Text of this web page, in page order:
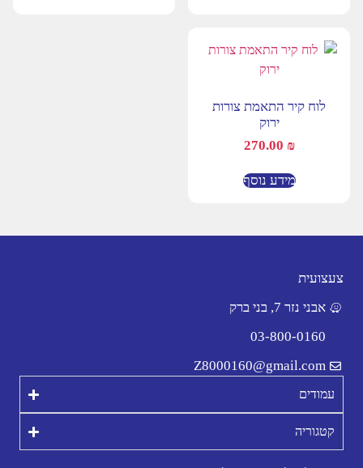
לוח קיר התאמת צורות
ירוק
270.00 ₪
מידע נוסף
צעצועית
אבני נזר 7, בני ברק
03-800-0160
Z8000160@gmail.com
עמודים
קטגוריה